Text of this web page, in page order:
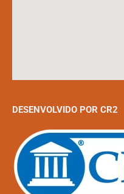
DESENVOLVIDO POR CR2